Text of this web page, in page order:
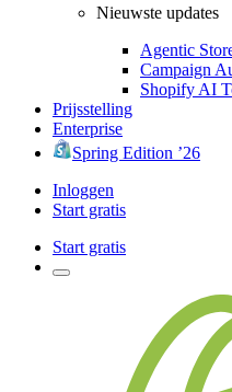
Nieuwste updates
Agentic
Campaign
Shopify AI
Prijsstelling
Enterprise
Spring Edition ’26
Inloggen
Start gratis
Start gratis